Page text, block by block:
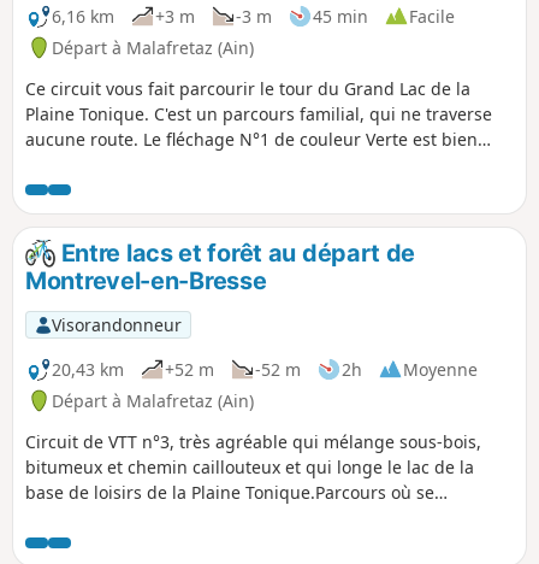
6,16 km
+3 m -3 m 45 min
Facile
Départ à Malafretaz (Ain)
Ce circuit vous fait parcourir le tour du Grand Lac de la
Plaine Tonique. C'est un parcours familial, qui ne traverse
aucune route. Le fléchage N°1 de couleur Verte est bien
Entre lacs et forêt au départ de
Montrevel-en-Bresse
Visorandonneur
20,43 km
+52 m -52 m 2h
Moyenne
Départ à Malafretaz (Ain)
Circuit de VTT n°3, très agréable qui mélange sous-bois,
bitumeux et chemin caillouteux et qui longe le lac de la
base de loisirs de la Plaine Tonique.Parcours où se
certaines portions.